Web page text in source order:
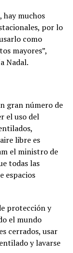
hay muchos
por lo
como
mayores”,
Nadal.
gran número de
el uso del
libre es
el ministro de
todas las
espacios
protección y
el mundo
cerrados, usar
y lavarse